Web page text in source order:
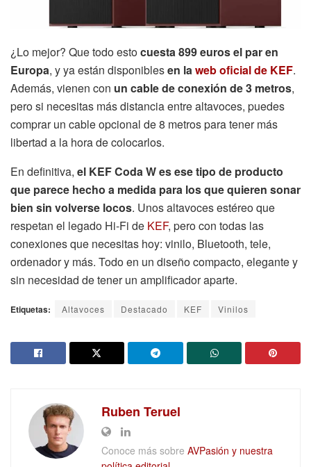
¿Lo mejor? Que todo estocuesta 899 euros el par en
Europa, y ya están disponiblesen laweb oficial de KEF.
Además, vienen con un cable de conexión de 3 metros,
pero si necesitas más distancia entre altavoces, puedes
comprar un cable opcional de 8 metros para tener más
libertad a la hora de colocarlos.
En definitiva, el KEF Coda W es ese tipo de producto
que parece hecho a medida para los que quieren sonar
bien sin volverse locos. Unos altavoces estéreo que
respetan el legado Hi-Fi de KEF, pero con todas las
conexiones que necesitas hoy: vinilo, Bluetooth, tele,
ordenador y más. Todo en un diseño compacto, elegante y
sin necesidad de tener un amplificador aparte.
Etiquetas: Altavoces Destacado KEF Vinilos
Ruben Teruel
Conoce más sobre AVPasión y nuestra